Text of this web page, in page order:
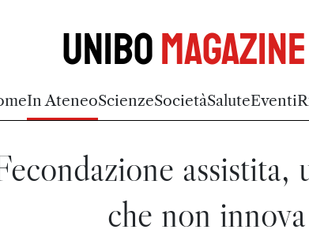
UniboMagazine
In AteneoScienzeSocietàSaluteEventi
assistita,
che non innova